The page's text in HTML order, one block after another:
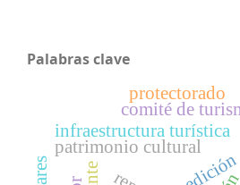
Palabras clave
patrimonio cultural
infraestructura turística
comité de
protectorado